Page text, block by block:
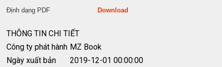
Định dạng PDF Download
THÔNG TIN CHI TIẾT
Công ty phát hành MZ Book
Ngày xuất bản
2019-12-01 00:00:00